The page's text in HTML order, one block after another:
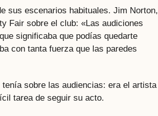
sus escenarios habituales. Jim Norton,
Fair sobre el club: «Las audiciones
significaba que podías quedarte
con tanta fuerza que las paredes
sobre las audiencias: era el artista
tarea de seguir su acto.